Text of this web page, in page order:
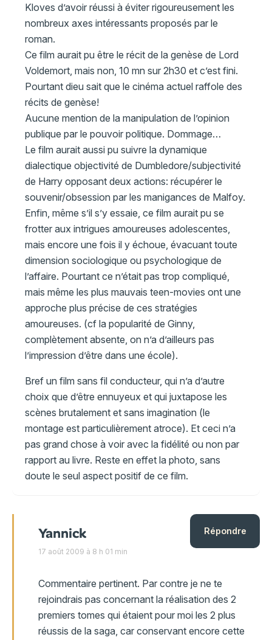
Kloves d’avoir réussi à éviter rigoureusement les
nombreux axes intéressants proposés par le
roman.
Ce film aurait pu être le récit de la genèse de Lord
Voldemort, mais non, 10 mn sur 2h30 et c’est fini.
Pourtant dieu sait que le cinéma actuel raffole des
récits de genèse!
Aucune mention de la manipulation de l’opinion
publique par le pouvoir politique. Dommage…
Le film aurait aussi pu suivre la dynamique
dialectique objectivité de Dumbledore/subjectivité
de Harry opposant deux actions: récupérer le
souvenir/obsession par les manigances de Malfoy.
Enfin, même s’il s’y essaie, ce film aurait pu se
frotter aux intrigues amoureuses adolescentes,
mais encore une fois il y échoue, évacuant toute
dimension sociologique ou psychologique de
l’affaire. Pourtant ce n’était pas trop compliqué,
mais même les plus mauvais teen-movies ont une
approche plus précise de ces stratégies
amoureuses. (cf la popularité de Ginny,
complètement absente, on n’a d’ailleurs pas
l’impression d’être dans une école).
Bref un film sans fil conducteur, qui n’a d’autre
choix que d’être ennuyeux et qui juxtapose les
scènes brutalement et sans imagination (le
montage est particulièrement atroce). Et ceci n’a
pas grand chose à voir avec la fidélité ou non par
rapport au livre. Reste en effet la photo, sans
doute le seul aspect positif de ce film.
Yannick
17 août 2009 à 8 h 01 min
Commentaire pertinent. Par contre je ne te
rejoindrais pas concernant la réalisation des 2
premiers tomes qui étaient pour moi les 2 plus
réussis de la saga, car conservant encore cette
Répondre